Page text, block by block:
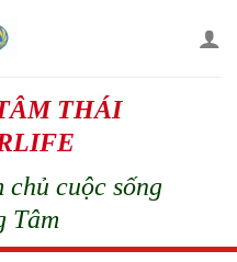
THÁI
cuộc sống
Tâm